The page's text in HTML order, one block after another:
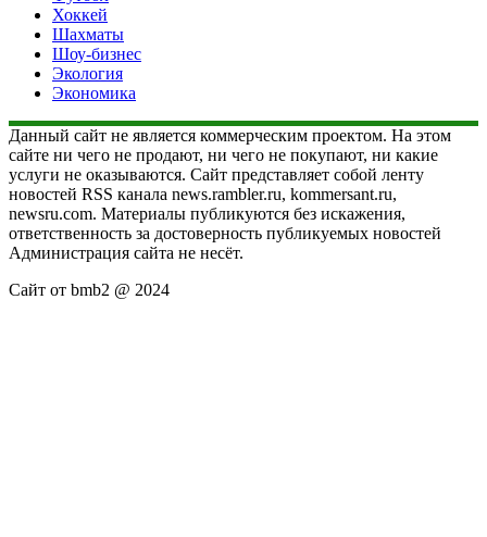
Хоккей
Шахматы
Шоу-бизнес
Экология
Экономика
Данный сайт не является коммерческим проектом. На этом
сайте ни чего не продают, ни чего не покупают, ни какие
услуги не оказываются. Сайт представляет собой ленту
новостей RSS канала news.rambler.ru, kommersant.ru,
newsru.com. Материалы публикуются без искажения,
ответственность за достоверность публикуемых новостей
Администрация сайта не несёт.
Сайт от bmb2 @ 2024